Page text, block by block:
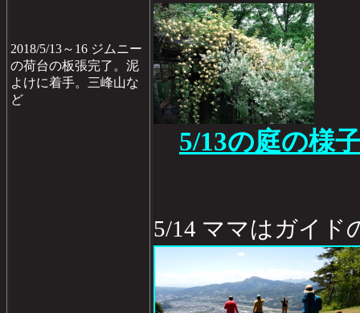
2018/5/13～16 ジムニー
の荷台の板張完了。泥
よけに着手。三峰山な
ど
5/13の庭の様
5/14 ママはガイド